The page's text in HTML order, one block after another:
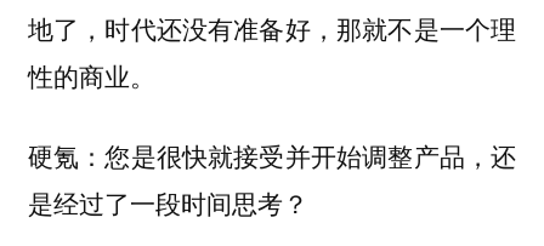
地了，时代还没有准备好，那就不是一个理
性的商业。
硬氪：您是很快就接受并开始调整产品，还
是经过了一段时间思考？